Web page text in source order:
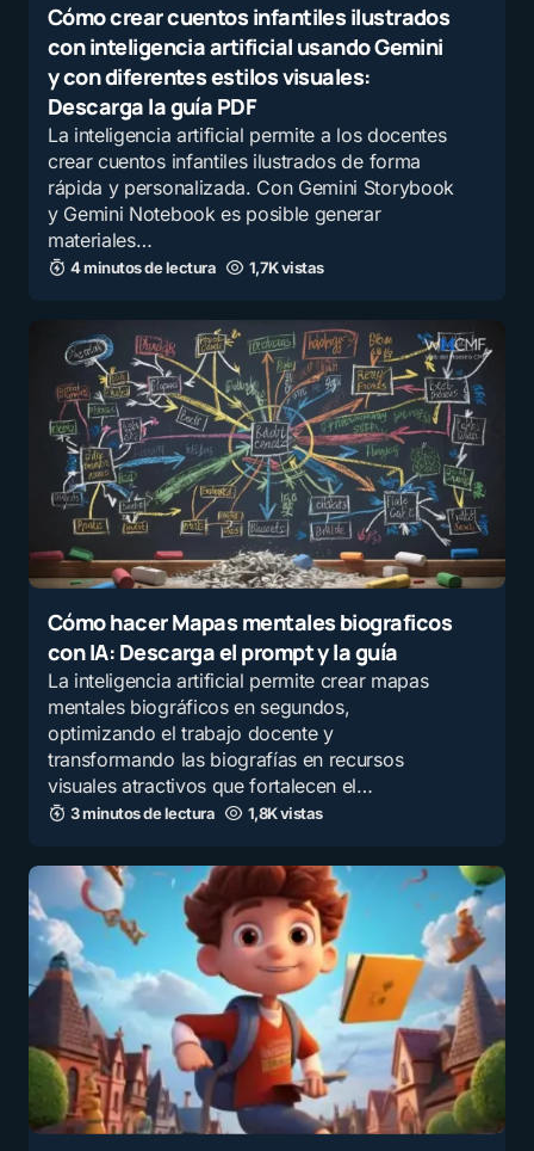
Cómo crear cuentos infantiles ilustrados
con inteligencia artificial usando Gemini
y con diferentes estilos visuales:
Descarga la guía PDF
La inteligencia artificial permite a los docentes
crear cuentos infantiles ilustrados de forma
rápida y personalizada. Con Gemini Storybook
y Gemini Notebook es posible generar
materiales…
4 minutos de lectura 1,7K vistas
Cómo hacer Mapas mentales biograficos
con IA: Descarga el prompt y la guía
La inteligencia artificial permite crear mapas
mentales biográficos en segundos,
optimizando el trabajo docente y
transformando las biografías en recursos
visuales atractivos que fortalecen el…
3 minutos de lectura 1,8K vistas